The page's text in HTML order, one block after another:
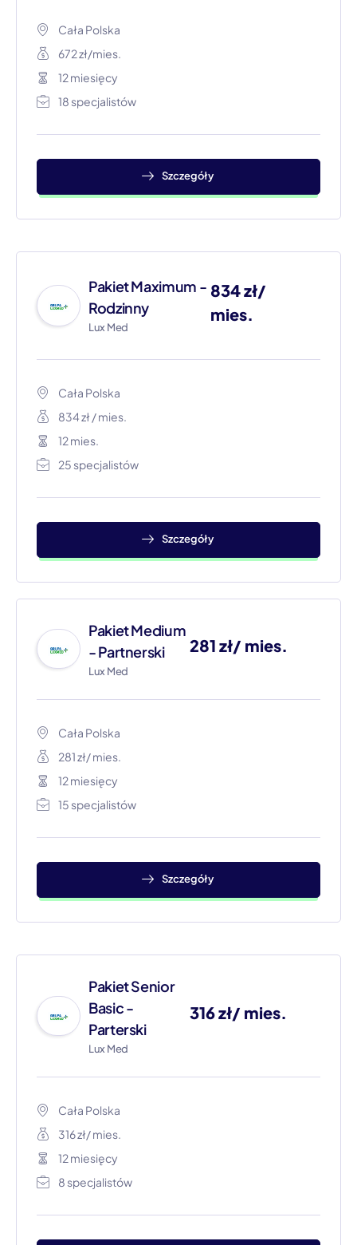
Cała Polska​
672 zł/mies.
12 miesięcy
18 specjalistów
Szczegóły
Pakiet Maximum -
Rodzinny
Lux Med
834 zł/
mies.
Cała Polska​
834 zł / mies.
12 mies.
25 specjalistów
Szczegóły
Pakiet Medium
- Partnerski
Lux Med
281 zł/ mies.
Cała Polska​
281 zł/ mies.
12 miesięcy
15 specjalistów
Szczegóły
Pakiet Senior
Basic -
Parterski
Lux Med
316 zł/ mies.
Cała Polska​
316 zł/ mies.
12 miesięcy
8 specjalistów